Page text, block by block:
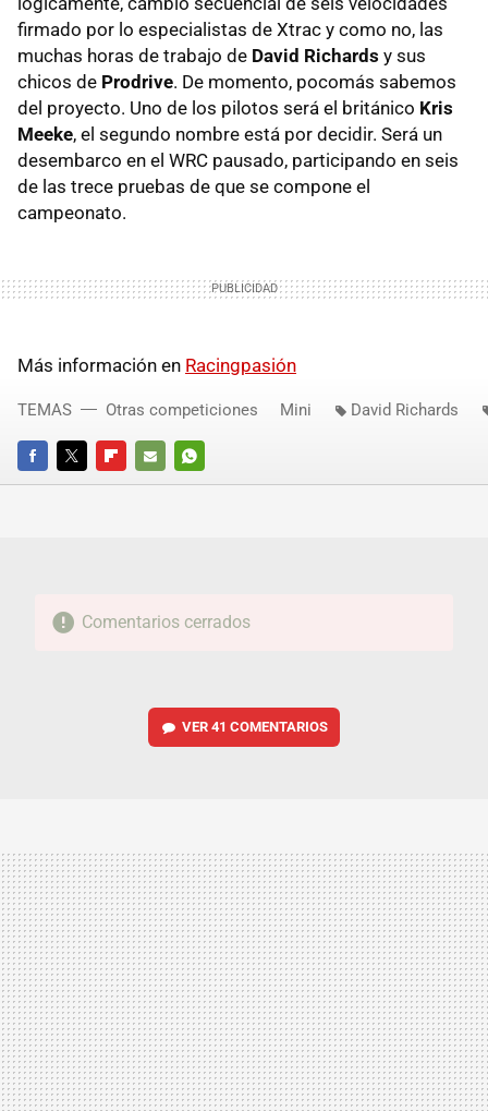
firmado por lo especialistas de Xtrac y como no, las
muchas horas de trabajo de David Richards y sus
chicos de Prodrive. De momento, pocomás sabemos
del proyecto. Uno de los pilotos será el británico Kris
Meeke, el segundo nombre está por decidir. Será un
desembarco en el WRC pausado, participando en seis
de las trece pruebas de que se compone el
campeonato.
Más información en Racingpasión
FACEBOOKTWITTERFLIPBOARD
E-
WHATSAPP
TEMAS Otras competiciones Mini David Richards
Comentarios cerrados
VER 41 COMENTARIOS